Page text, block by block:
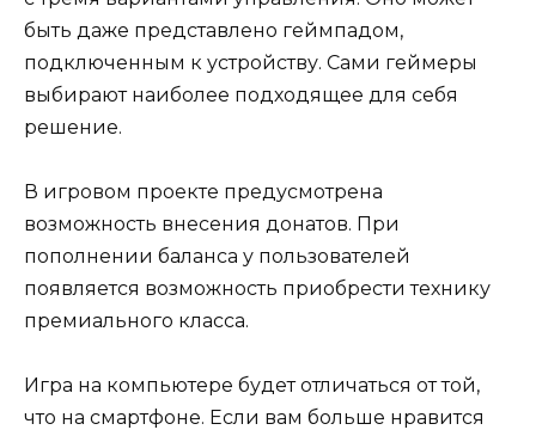
быть даже представлено геймпадом,
подключенным к устройству. Сами геймеры
выбирают наиболее подходящее для себя
решение.
В игровом проекте предусмотрена
возможность внесения донатов. При
пополнении баланса у пользователей
появляется возможность приобрести технику
премиального класса.
Игра на компьютере будет отличаться от той,
что на смартфоне. Если вам больше нравится